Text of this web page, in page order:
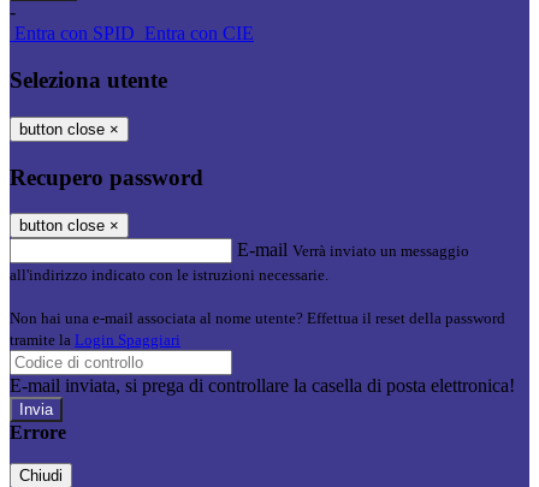
-
Entra con SPID Entra con CIE
Seleziona utente
button close ×
Recupero password
button close ×
E-mail Verrà inviato un messaggio
all'indirizzo indicato con le istruzioni necessarie.
Non hai una e-mail associata al nome utente? Effettua il reset della password
tramite la Login Spaggiari
E-mail inviata, si prega di controllare la casella di posta elettronica!
Errore
Chiudi